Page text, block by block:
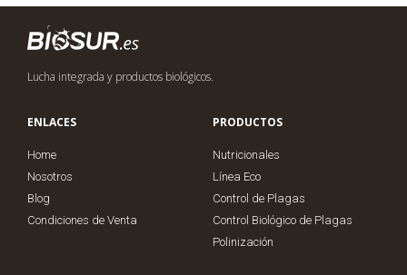
Lucha integrada y productos biológicos.
ENLACES
Home
Nosotros
Blog
Condiciones de Venta
PRODUCTOS
Nutricionales
Línea Eco
Control de Plagas
Control Biológico de Plagas
Polinización